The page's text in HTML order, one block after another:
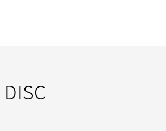
DISC